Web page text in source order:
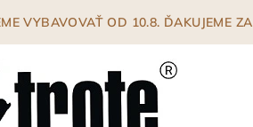
VYBAVOVAŤ OD 10.8. ĎAKUJEME